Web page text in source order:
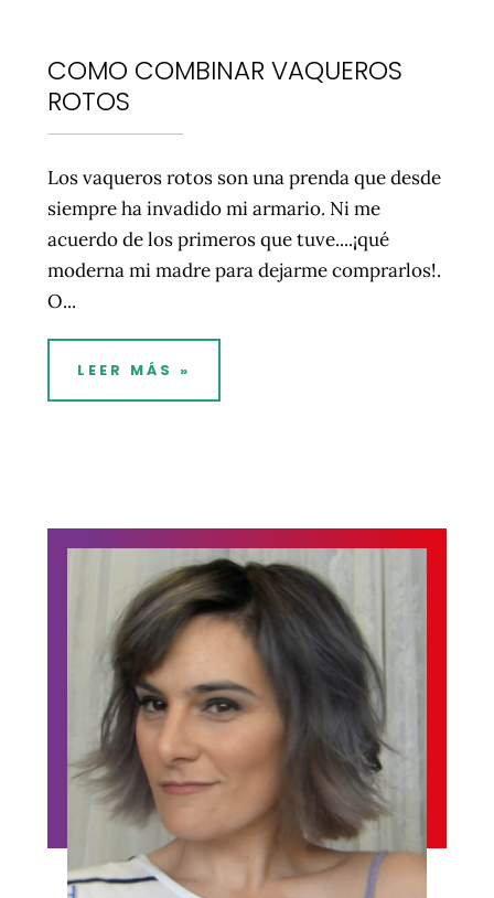
COMO COMBINAR VAQUEROS
ROTOS
Los vaqueros rotos son una prenda que desde
siempre ha invadido mi armario. Ni me
acuerdo de los primeros que tuve....¡qué
moderna mi madre para dejarme comprarlos!.
O...
LEER MÁS »